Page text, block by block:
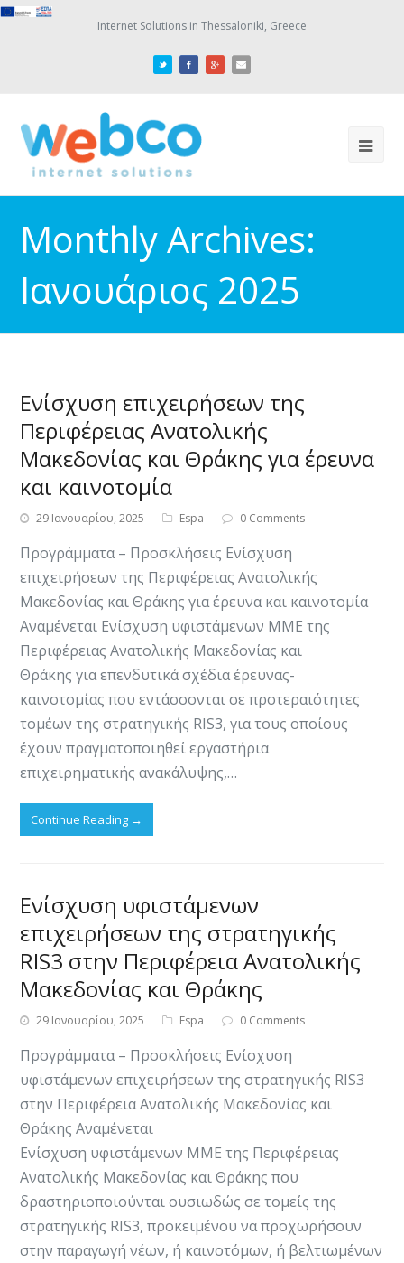
Internet Solutions in Thessaloniki, Greece
Monthly Archives:
Ιανουάριος 2025
Ενίσχυση επιχειρήσεων της
Περιφέρειας Ανατολικής
Μακεδονίας και Θράκης για έρευνα
και καινοτομία
29 Ιανουαρίου, 2025 Espa 0 Comments
Προγράμματα – Προσκλήσεις Ενίσχυση
επιχειρήσεων της Περιφέρειας Ανατολικής
Μακεδονίας και Θράκης για έρευνα και καινοτομία
Αναμένεται Ενίσχυση υφιστάμενων ΜΜΕ της
Περιφέρειας Ανατολικής Μακεδονίας και
Θράκης για επενδυτικά σχέδια έρευνας-
καινοτομίας που εντάσσονται σε προτεραιότητες
τομέων της στρατηγικής RIS3, για τους οποίους
έχουν πραγματοποιηθεί εργαστήρια
επιχειρηματικής ανακάλυψης,…
Continue Reading →
Ενίσχυση υφιστάμενων
επιχειρήσεων της στρατηγικής
RIS3 στην Περιφέρεια Ανατολικής
Μακεδονίας και Θράκης
29 Ιανουαρίου, 2025 Espa 0 Comments
Προγράμματα – Προσκλήσεις Ενίσχυση
υφιστάμενων επιχειρήσεων της στρατηγικής RIS3
στην Περιφέρεια Ανατολικής Μακεδονίας και
Θράκης Αναμένεται
Ενίσχυση υφιστάμενων ΜΜΕ της Περιφέρειας
Ανατολικής Μακεδονίας και Θράκης που
δραστηριοποιούνται ουσιωδώς σε τομείς της
στρατηγικής RIS3, προκειμένου να προχωρήσουν
στην παραγωγή νέων, ή καινοτόμων, ή βελτιωμένων